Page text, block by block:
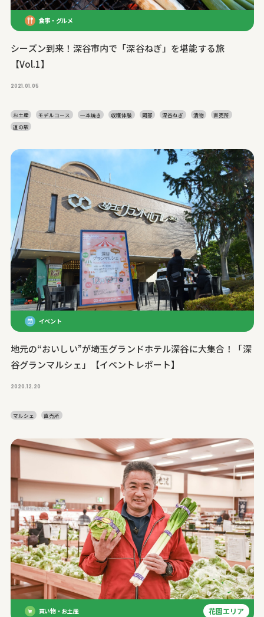
食事・グルメ
シーズン到来！深谷市内で「深谷ねぎ」を堪能する旅
【Vol.1】
2021.01.05
お土産 モデルコース 一本焼き 収穫体験 岡部 深谷ねぎ 漬物
直売所
道の駅
イベント
地元の“おいしい”が埼玉グランドホテル深谷に大集合！「深
谷グランマルシェ」【イベントレポート】
2020.12.20
マルシェ 直売所
買い物・お土産 花園エリア